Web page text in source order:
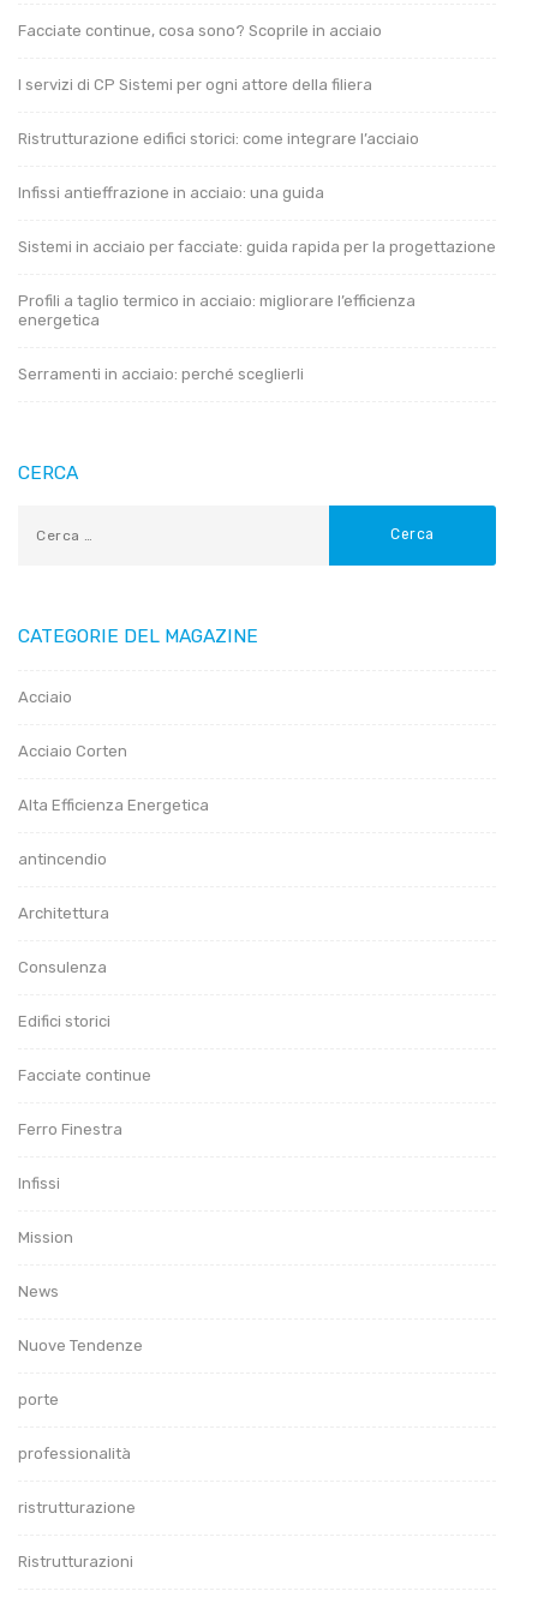
Facciate continue, cosa sono? Scoprile in acciaio
I servizi di CP Sistemi per ogni attore della filiera
Ristrutturazione edifici storici: come integrare l’acciaio
Infissi antieffrazione in acciaio: una guida
Sistemi in acciaio per facciate: guida rapida per la progettazione
Profili a taglio termico in acciaio: migliorare l’efficienza
energetica
Serramenti in acciaio: perché sceglierli
CERCA
CATEGORIE DEL MAGAZINE
Acciaio
Acciaio Corten
Alta Efficienza Energetica
antincendio
Architettura
Consulenza
Edifici storici
Facciate continue
Ferro Finestra
Infissi
Mission
News
Nuove Tendenze
porte
professionalità
ristrutturazione
Ristrutturazioni